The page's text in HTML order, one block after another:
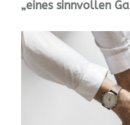
„eines sinnvollen